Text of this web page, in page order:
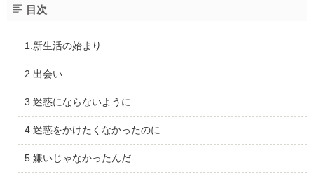
目次
1.新生活の始まり
2.出会い
3.迷惑にならないように
4.迷惑をかけたくなかったのに
5.嫌いじゃなかったんだ